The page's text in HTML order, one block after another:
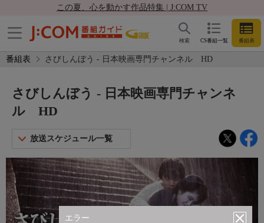
この夏、心を動かす作品特集 | J:COM TV
CS番組一覧 番組表
検索
番組表 さびしんぼう - 日本映画専門チャンネル HD
エラー
さびしんぼう - 日本映画専門チャンネ
ル HD
放送スケジュール一覧